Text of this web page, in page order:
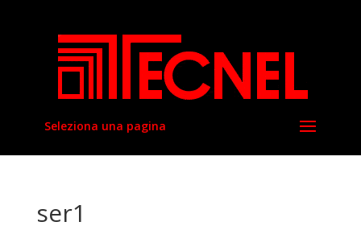
Seleziona una pagina
ser1